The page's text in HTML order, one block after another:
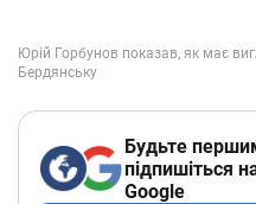
Будьте
підпишіться
Google